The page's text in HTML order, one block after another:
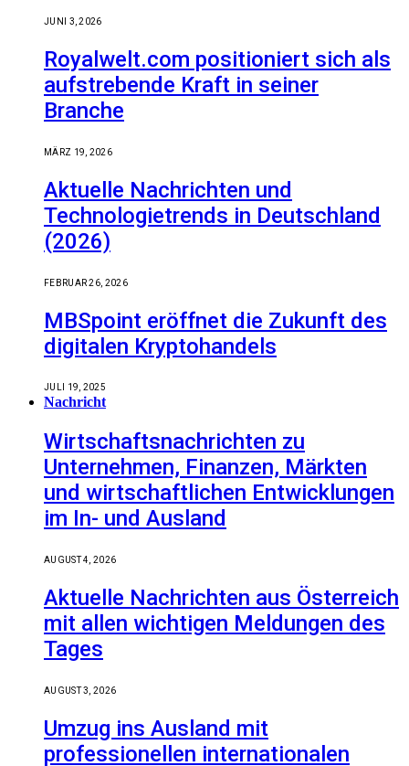
JUNI 3, 2026
Royalwelt.com positioniert sich als
aufstrebende Kraft in seiner
Branche
MÄRZ 19, 2026
Aktuelle Nachrichten und
Technologietrends in Deutschland
(2026)
FEBRUAR 26, 2026
MBSpoint eröffnet die Zukunft des
digitalen Kryptohandels
JULI 19, 2025
Nachricht
Wirtschaftsnachrichten zu
Unternehmen, Finanzen, Märkten
und wirtschaftlichen Entwicklungen
im In- und Ausland
AUGUST 4, 2026
Aktuelle Nachrichten aus Österreich
mit allen wichtigen Meldungen des
Tages
AUGUST 3, 2026
Umzug ins Ausland mit
professionellen internationalen